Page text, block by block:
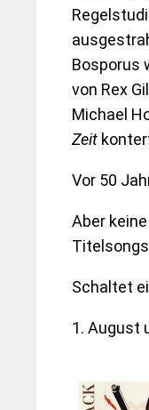
Bosporus
von Rex
Michael
Zeit
Vor 50
Aber
Schaltet
1. August